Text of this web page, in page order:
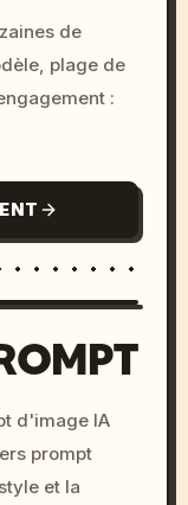
de
plage de
:
sunset, neon
--v 6.0
d'image IA
prompt
et la